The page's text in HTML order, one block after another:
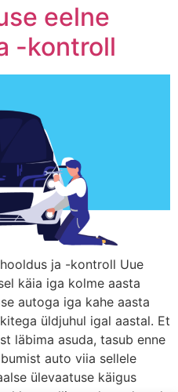
eelne
-kontroll
ja -kontroll Uue
käia iga kolme aasta
autoga iga kahe aasta
üldjuhul igal aastal. Et
läbima asuda, tasub enne
auto viia sellele
ülevaatuse käigus